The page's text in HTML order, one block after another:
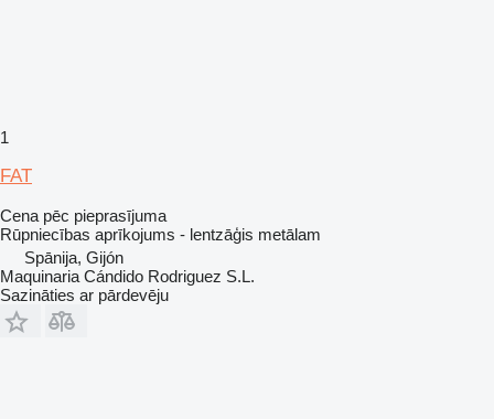
1
FAT
Cena pēc pieprasījuma
Rūpniecības aprīkojums - lentzāģis metālam
Spānija, Gijón
Maquinaria Cándido Rodriguez S.L.
Sazināties ar pārdevēju